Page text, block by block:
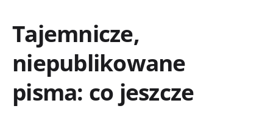
Tajemnicze,
niepublikowane
pisma: co jeszcze